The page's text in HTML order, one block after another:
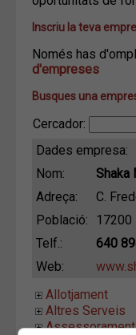
Inscriu la teva
Només has
d'empreses
Busques una
Cercador:
Dades empresa:
Nom:
Shaka
Adreça:
C.
Població:
17200
Telf.:
640
Web:
Allotjament
Altres Serveis